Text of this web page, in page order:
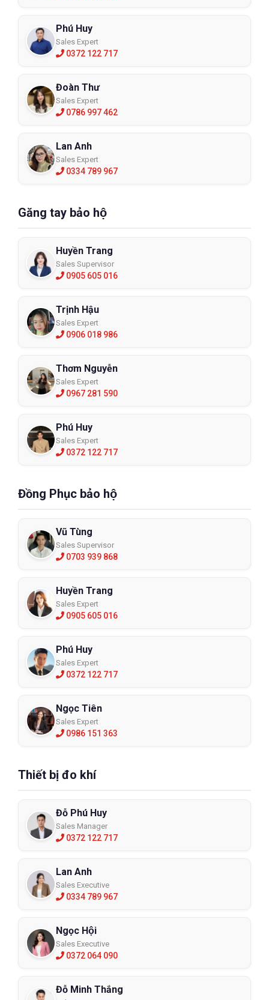
Phú Huy
Sales Expert
0372 122 717
Đoàn Thư
Sales Expert
0786 997 462
Lan Anh
Sales Expert
0334 789 967
Găng tay bảo hộ
Huyền Trang
Sales Supervisor
0905 605 016
Trịnh Hậu
Sales Expert
0906 018 986
Thơm Nguyễn
Sales Expert
0967 281 590
Phú Huy
Sales Expert
0372 122 717
Đồng Phục bảo hộ
Vũ Tùng
Sales Supervisor
0703 939 868
Huyền Trang
Sales Expert
0905 605 016
Phú Huy
Sales Expert
0372 122 717
Ngọc Tiên
Sales Expert
0986 151 363
Thiết bị đo khí
Đỗ Phú Huy
Sales Manager
0372 122 717
Lan Anh
Sales Executive
0334 789 967
Ngọc Hội
Sales Executive
0372 064 090
Đỗ Minh Thắng